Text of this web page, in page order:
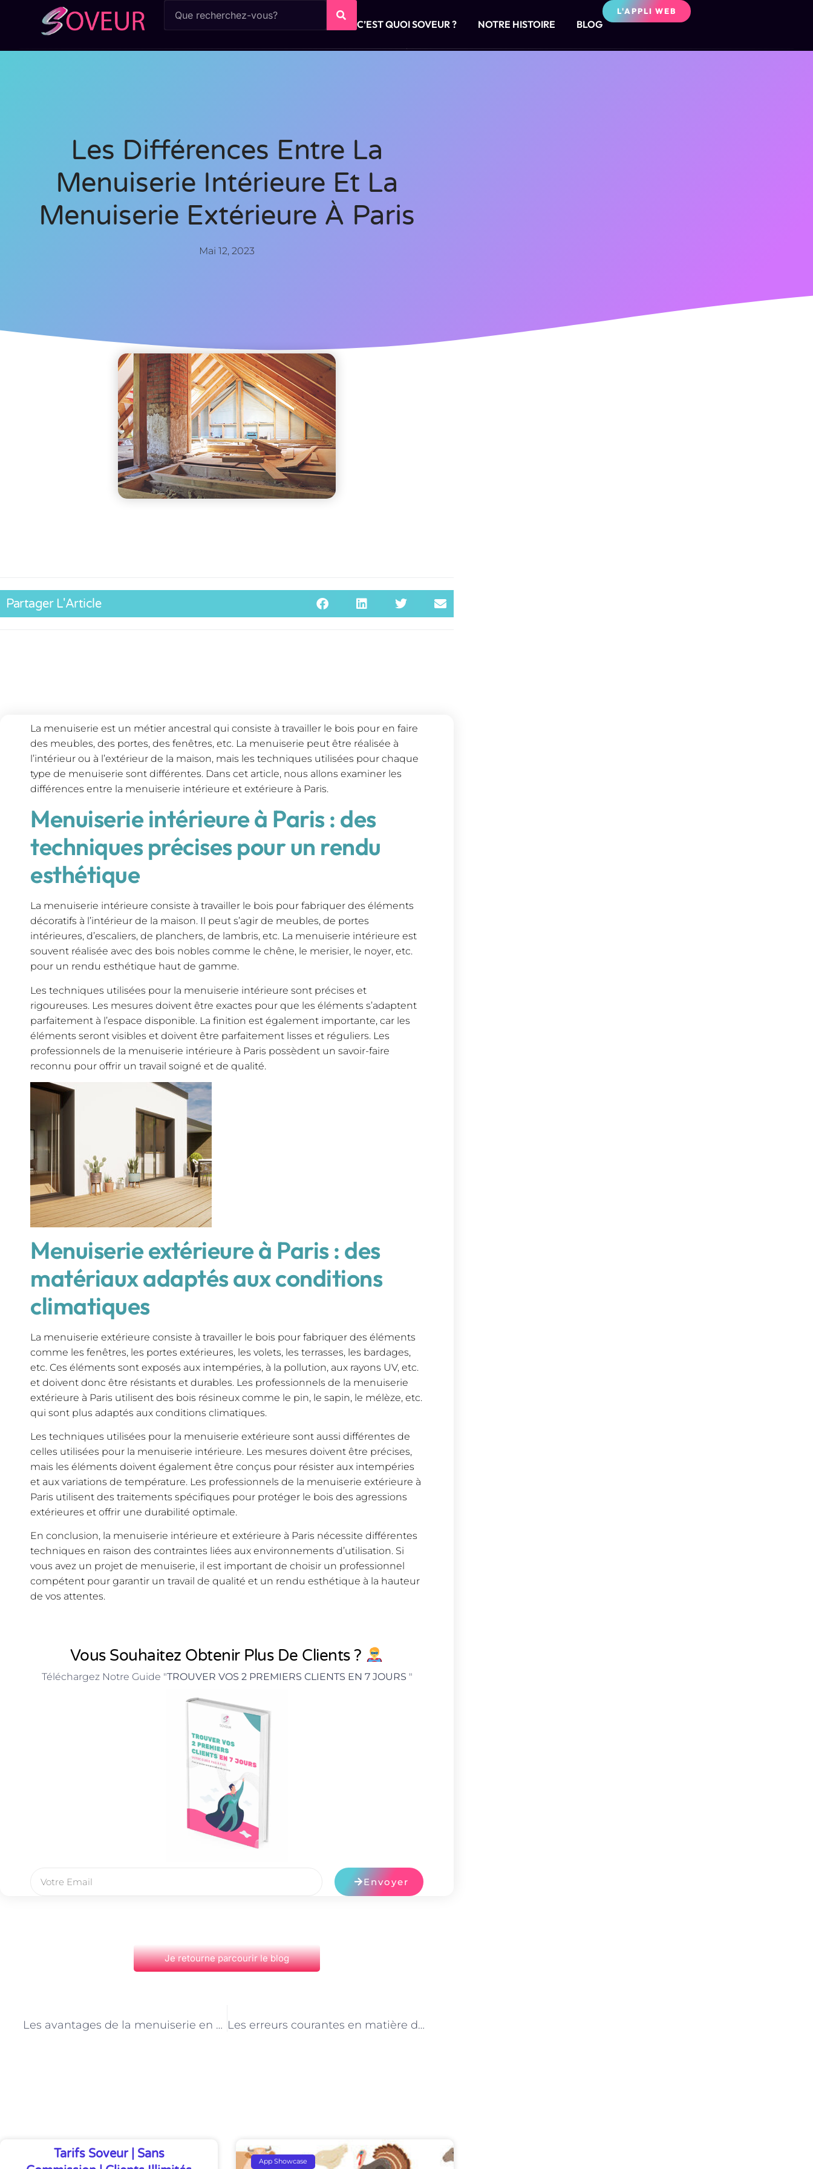
C’EST QUOI SOVEUR ? NOTRE HISTOIRE BLOG
L'APPLI WEB
Les Différences Entre La
Menuiserie Intérieure Et La
Menuiserie Extérieure À Paris
Mai 12, 2023
Partager L'Article
La menuiserie est un métier ancestral qui consiste à travailler le bois pour en faire
des meubles, des portes, des fenêtres, etc. La menuiserie peut être réalisée à
l’intérieur ou à l’extérieur de la maison, mais les techniques utilisées pour chaque
type de menuiserie sont différentes. Dans cet article, nous allons examiner les
différences entre la menuiserie intérieure et extérieure à Paris.
Menuiserie intérieure à Paris : des
techniques précises pour un rendu
esthétique
La menuiserie intérieure consiste à travailler le bois pour fabriquer des éléments
décoratifs à l’intérieur de la maison. Il peut s’agir de meubles, de portes
intérieures, d’escaliers, de planchers, de lambris, etc. La menuiserie intérieure est
souvent réalisée avec des bois nobles comme le chêne, le merisier, le noyer, etc.
pour un rendu esthétique haut de gamme.
Les techniques utilisées pour la menuiserie intérieure sont précises et
rigoureuses. Les mesures doivent être exactes pour que les éléments s’adaptent
parfaitement à l’espace disponible. La finition est également importante, car les
éléments seront visibles et doivent être parfaitement lisses et réguliers. Les
professionnels de la menuiserie intérieure à Paris possèdent un savoir-faire
reconnu pour offrir un travail soigné et de qualité.
Menuiserie extérieure à Paris : des
matériaux adaptés aux conditions
climatiques
La menuiserie extérieure consiste à travailler le bois pour fabriquer des éléments
comme les fenêtres, les portes extérieures, les volets, les terrasses, les bardages,
etc. Ces éléments sont exposés aux intempéries, à la pollution, aux rayons UV, etc.
et doivent donc être résistants et durables. Les professionnels de la menuiserie
extérieure à Paris utilisent des bois résineux comme le pin, le sapin, le mélèze, etc.
qui sont plus adaptés aux conditions climatiques.
Les techniques utilisées pour la menuiserie extérieure sont aussi différentes de
celles utilisées pour la menuiserie intérieure. Les mesures doivent être précises,
mais les éléments doivent également être conçus pour résister aux intempéries
et aux variations de température. Les professionnels de la menuiserie extérieure à
Paris utilisent des traitements spécifiques pour protéger le bois des agressions
extérieures et offrir une durabilité optimale.
En conclusion, la menuiserie intérieure et extérieure à Paris nécessite différentes
techniques en raison des contraintes liées aux environnements d’utilisation. Si
vous avez un projet de menuiserie, il est important de choisir un professionnel
compétent pour garantir un travail de qualité et un rendu esthétique à la hauteur
de vos attentes.
Vous Souhaitez Obtenir Plus De Clients ?
Téléchargez Notre Guide "TROUVER VOS 2 PREMIERS CLIENTS EN 7 JOURS "
Envoyer
Je retourne parcourir le blog
Les avantages de la menuiserie en aluminium à Paris Les erreurs courantes en matière de menuiserie à éviter à Paris
Tarifs Soveur | Sans
App Showcase